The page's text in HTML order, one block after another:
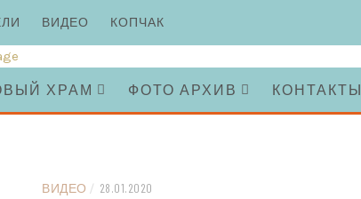
ВИДЕО КОПЧАК
ХРАМ ФОТО АРХИВ КОНТАКТЫ
ВИДЕО / 28.01.2020